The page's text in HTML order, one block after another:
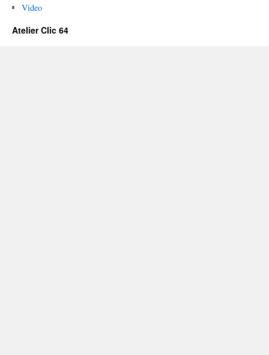
Video
Atelier Clic 64